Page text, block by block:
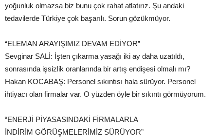
yoğunluk olmazsa biz bunu çok rahat atlatırız. Şu andaki
tedavilerde Türkiye çok başarılı. Sorun gözükmüyor.
“ELEMAN ARAYIŞIMIZ DEVAM EDİYOR”
Sevginar SALİ: İşten çıkarma yasağı iki ay daha uzatıldı,
sonrasında işsizlik oranlarında bir artış endişesi olmalı mı?
Hakan KOCABAŞ: Personel sıkıntısı hala sürüyor. Personel
ihtiyacı olan firmalar var. O yüzden öyle bir sıkıntı görmüyorum.
“ENERJİ PİYASASINDAKİ FİRMALARLA
İNDİRİM GÖRÜŞMELERİMİZ SÜRÜYOR”